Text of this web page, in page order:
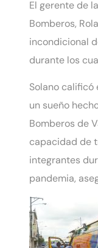
El gerente de
Bomberos,
incondicional
durante los
Solano
un sueño
Bomberos de
capacidad de
integrantes
pandemia,